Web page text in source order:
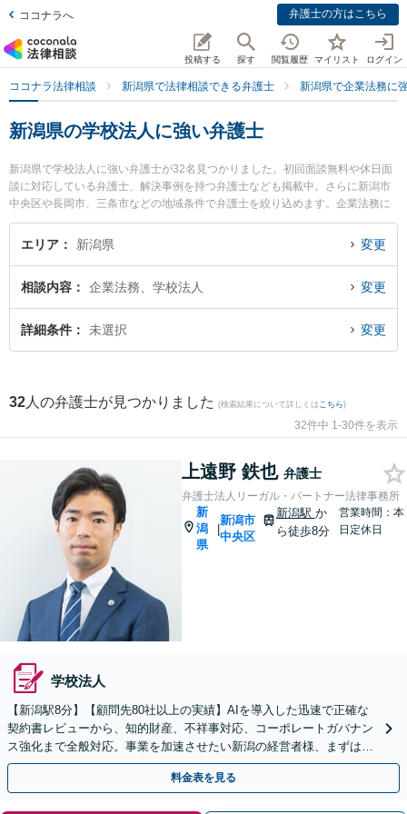
ココナラへ 弁護士の方はこちら
投稿する 探す 閲覧履歴 マイリスト ログイン
ココナラ法律相談 新潟県で法律相談できる弁護士 新潟県で企業法務に
新潟県の学校法人に強い弁護士
新潟県で学校法人に強い弁護士が32名見つかりました。初回面談無料や休日面
談に対応している弁護士、解決事例を持つ弁護士なども掲載中。さらに新潟市
中央区や長岡市、三条市などの地域条件で弁護士を絞り込めます。企業法務に
関係する顧問弁護士契約や契約書作成・リーガルチェック、雇用契約書・就業
規則作成等の細かな分野での絞り込み検索もでき便利です。特に弁護士法人リ
成 純輝弁護士のプロフィール情報や弁護士費用、強みなどが注目されていま
す。『新潟県で土日や夜間に発生した学校法人のトラブルを今すぐに弁護士に
相談したい』『学校法人のトラブル解決の実績豊富な近くの弁護士を検索した
エリア 新潟県 変更
相談内容 企業法務、学校法人 変更
詳細条件 未選択 変更
32 人の弁護士が見つかりました (検索結果について詳しくは こちら)
32件中 1-30件を表示
上遠野 鉄也 弁護士
弁護士法人リーガル・パートナー法律事務所
新
潟
県
|
新潟市
中央区
新潟駅 か
ら徒歩8分
営業時間：本
日定休日
学校法人
【新潟駅8分】【顧問先80社以上の実績】AIを導入した迅速で正確な
契約書レビューから、知的財産、不祥事対応、コーポレートガバナン
ス強化まで全般対応。事業を加速させたい新潟の経営者様、まずはご
相談ください。【トラブル予防から解決まで】
料金表を見る